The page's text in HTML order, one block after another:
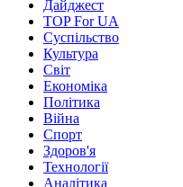
Дайджест
TOP For UA
Суспiльство
Культура
Світ
Економіка
Політика
Війна
Спорт
Здоров'я
Технології
Аналітика